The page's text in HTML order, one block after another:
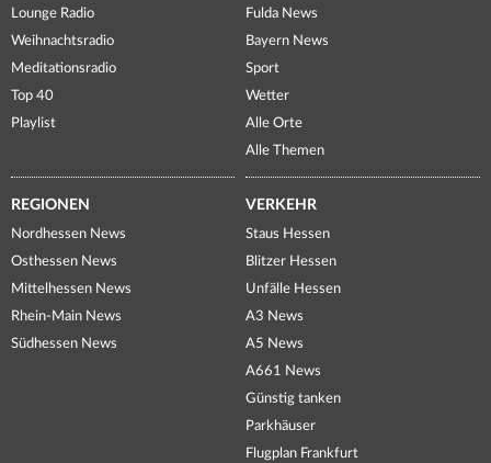
Lounge Radio
Weihnachtsradio
Meditationsradio
Top 40
Playlist
Fulda News
Bayern News
Sport
Wetter
Alle Orte
Alle Themen
REGIONEN
Nordhessen News
Osthessen News
Mittelhessen News
Rhein-Main News
Südhessen News
VERKEHR
Staus Hessen
Blitzer Hessen
Unfälle Hessen
A3 News
A5 News
A661 News
Günstig tanken
Parkhäuser
Flugplan Frankfurt